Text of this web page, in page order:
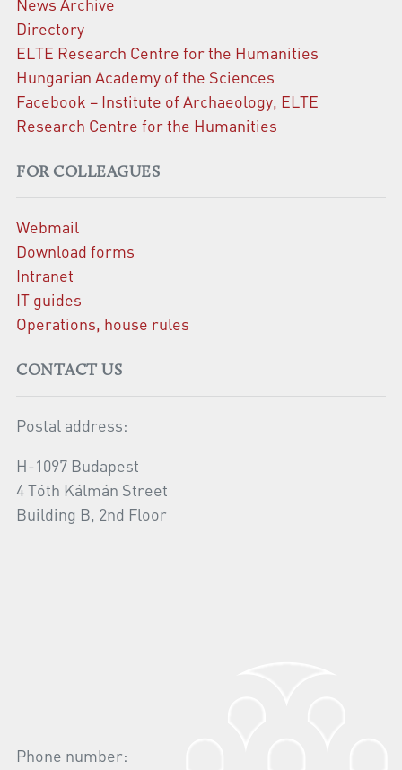
Directory
ELTE Research Centre for the Humanities
Hungarian Academy of the Sciences
Facebook – Institute of Archaeology, ELTE
Research Centre for the Humanities
FOR COLLEAGUES
Webmail
Download forms
Intranet
IT guides
Operations, house rules
CONTACT US
Postal address:
H-1097 Budapest
4 Tóth Kálmán Street
Building B, 2nd Floor
Phone number: